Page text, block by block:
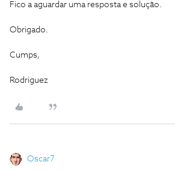
Fico a aguardar uma resposta e solução.
Obrigado.
Cumps,
Rodriguez
Oscar7